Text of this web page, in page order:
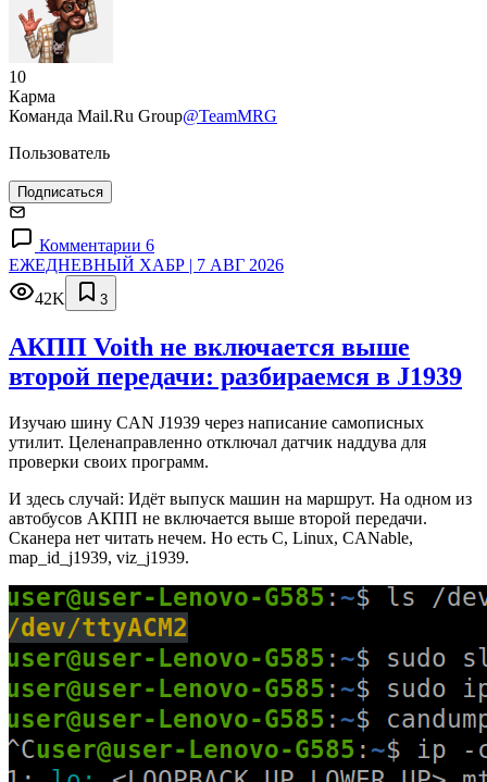
10
Карма
Команда Mail.Ru Group@TeamMRG
Пользователь
Подписаться
Комментарии 6
ЕЖЕДНЕВНЫЙ ХАБР | 7 АВГ 2026
42K
3
АКПП Voith не включается выше
второй передачи: разбираемся в J1939
Изучаю шину CAN J1939 через написание самописных
утилит. Целенаправленно отключал датчик наддува для
проверки своих программ.
И здесь случай: Идёт выпуск машин на маршрут. На одном из
автобусов АКПП не включается выше второй передачи.
Сканера нет читать нечем. Но есть C, Linux, CANable,
map_id_j1939, viz_j1939.